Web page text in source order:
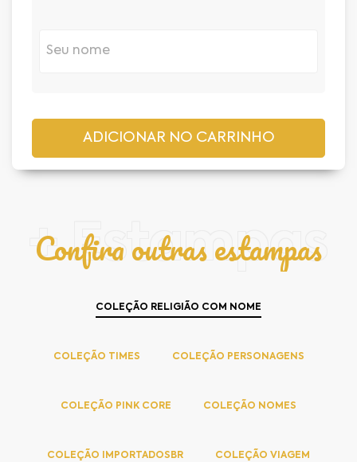
Confira outras estampas
+ Estampas
COLEÇÃO RELIGIÃO COM NOME
COLEÇÃO TIMES COLEÇÃO PERSONAGENS
COLEÇÃO PINK CORE COLEÇÃO NOMES
COLEÇÃO IMPORTADOSBR COLEÇÃO VIAGEM